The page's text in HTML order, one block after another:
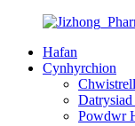
Hafan
Cynhyrchion
Powdwr